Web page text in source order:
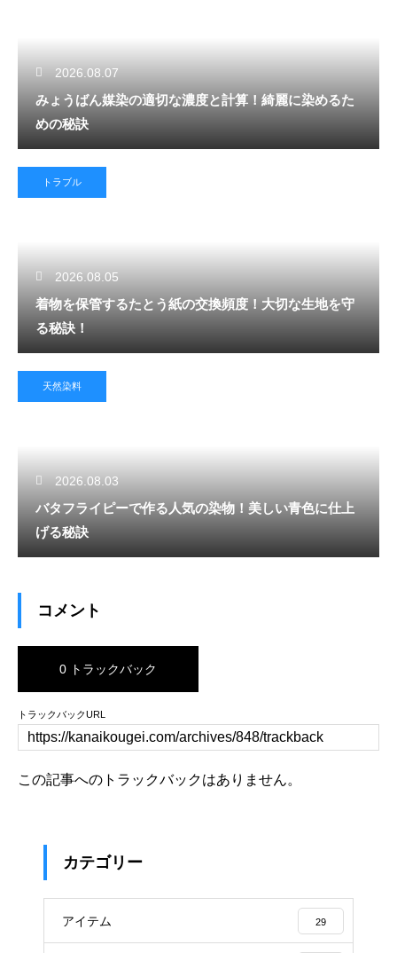
2026.08.07
みょうばん媒染の適切な濃度と計算！綺麗に染めるた
めの秘訣
トラブル
2026.08.05
着物を保管するたとう紙の交換頻度！大切な生地を守
る秘訣！
天然染料
2026.08.03
バタフライピーで作る人気の染物！美しい青色に仕上
げる秘訣
コメント
0 トラックバック
トラックバックURL
この記事へのトラックバックはありません。
カテゴリー
アイテム 29